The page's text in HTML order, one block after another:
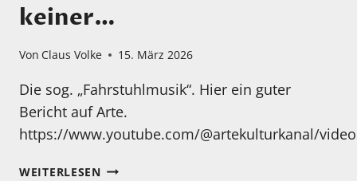
keiner…
Von Claus Volke 15. März 2026
Die sog. „Fahrstuhlmusik“. Hier ein guter
Bericht auf Arte.
https://www.youtube.com/@artekulturkanal/
WEITERLESENJEDER